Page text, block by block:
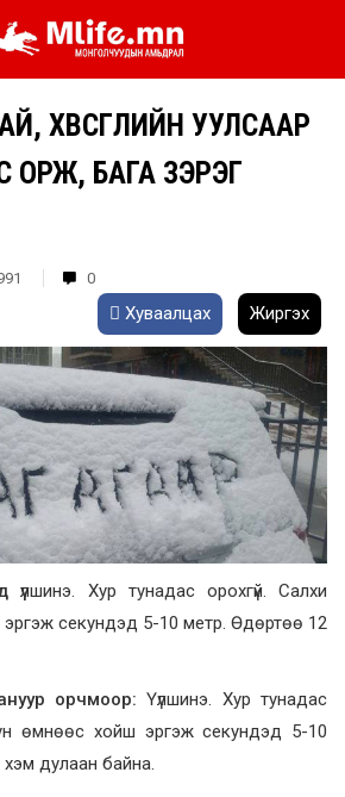
ХӨВСГӨЛИЙН УУЛСААР
ОРЖ, БАГА ЗЭРЭГ
0
Хуваалцах Жиргэх
үүлшинэ. Хур тунадас орохгүй. Салхи
секундэд 5-10 метр. Өдөртөө 12
орчмоор: Үүлшинэ. Хур тунадас
өмнөөс хойш эргэж секундэд 5-10
дулаан байна.